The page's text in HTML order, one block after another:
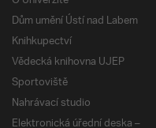
Dům umění Ústí nad Labem
Knihkupectví
Vědecká knihovna UJEP
Sportoviště
Nahrávací studio